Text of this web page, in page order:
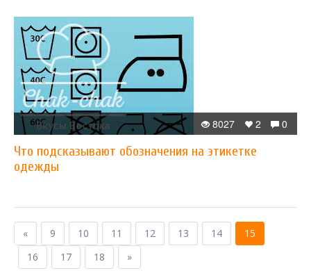
0
2
8027
Что подсказывают обозначения на этикетке
одежды
« 9 10 11 12 13 14
15
16
17 18 »